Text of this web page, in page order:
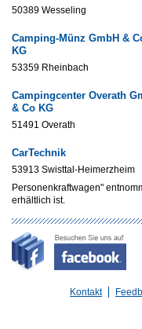
50389 Wesseling
Camping-Münz GmbH &
KG
53359 Rheinbach
Campingcenter Overath
& Co KG
51491 Overath
CarTechnik
53913 Swisttal-Heimerzheim
Personenkraftwagen"
erhältlich ist.
Kontakt